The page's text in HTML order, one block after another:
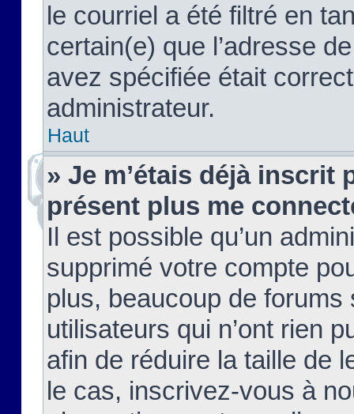
le courriel a été filtré en
certain(e) que l’adresse
avez spécifiée était
administrateur.
Haut
» Je m’étais déjà inscrit
présent plus me
Il est possible qu’un
supprimé votre compte
plus, beaucoup de
utilisateurs qui n’ont rien
afin de réduire la taille de
le cas, inscrivez-vous à